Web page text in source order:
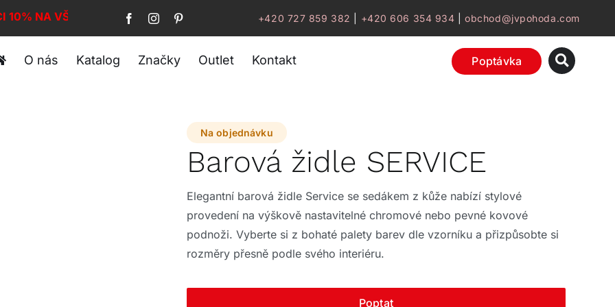
10% NA VŠE! +420 727 859 382 +420 606 354 934 |obchod@jvpohoda.com
O nás Katalog Značky Outlet Kontakt Poptávka
Na objednávku
Barová židle SERVICE
Elegantní barová židle Service se sedákem z kůže nabízí stylové
provedení na výškově nastavitelné chromové nebo pevné kovové
podnoži. Vyberte si z bohaté palety barev dle vzorníku a přizpůsobte si
rozměry přesně podle svého interiéru.
Poptat